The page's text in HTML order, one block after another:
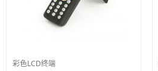
彩色LCD终端